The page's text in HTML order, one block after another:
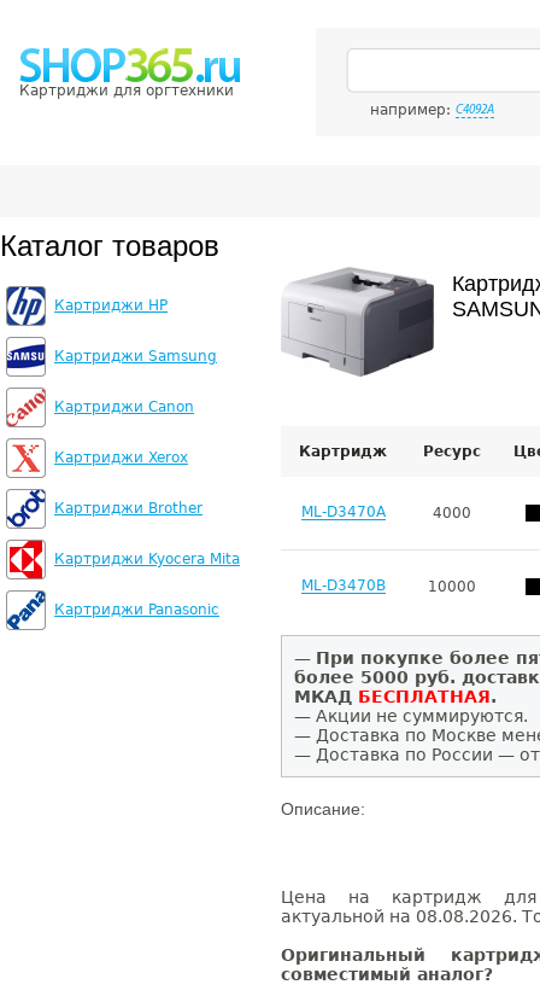
Картриджи для оргтехники
например: C4092A
Каталог товаров
Картриджи HP
Картриджи Samsung
Картриджи Canon
Картриджи Xerox
Картриджи Brother
Картриджи Kyocera Mita
Картриджи Panasonic
Картридж Ресурс
ML-D3470A 4000
ML-D3470B 10000
— При покупке более
более 5000 руб.
МКАД БЕСПЛАТНАЯ.
— Акции не суммируются.
— Доставка по Москве
— Доставка по России —
Описание:
Цена на картридж для
актуальной на 08.08.2026.
Оригинальный
совместимый аналог?